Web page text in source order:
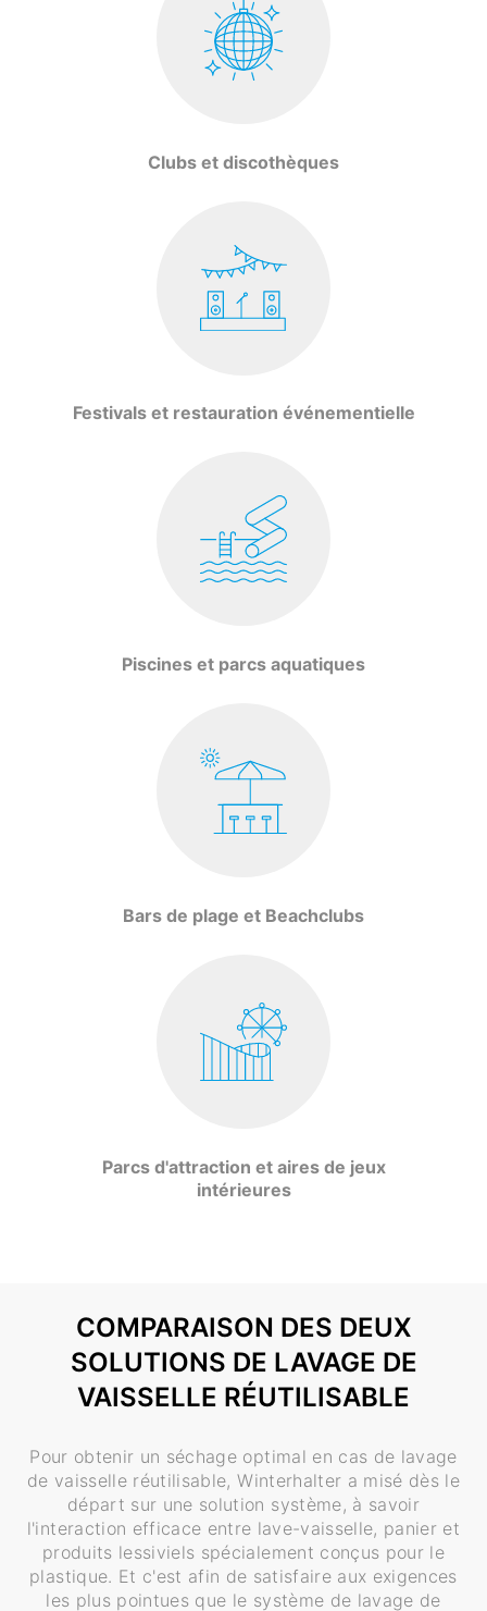
Clubs et discothèques
Festivals et restauration événementielle
Piscines et parcs aquatiques
Bars de plage et Beachclubs
Parcs d'attraction et aires de jeux
intérieures
COMPARAISON DES DEUX
SOLUTIONS DE LAVAGE DE
VAISSELLE RÉUTILISABLE
Pour obtenir un séchage optimal en cas de lavage
de vaisselle réutilisable, Winterhalter a misé dès le
départ sur une solution système, à savoir
l'interaction efficace entre lave-vaisselle, panier et
produits lessiviels spécialement conçus pour le
plastique. Et c'est afin de satisfaire aux exigences
les plus pointues que le système de lavage de